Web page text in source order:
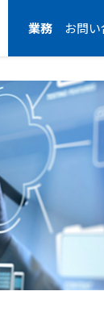
業務 お問い